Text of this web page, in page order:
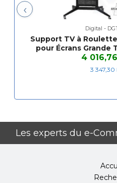
Spécifications du
Catégorie de produit:
Dimensions:
Adapter la taille de
‹
Digital -
Support TV à
pour Écrans Grande
Tableaux
4
3 347,30
Les experts du e-